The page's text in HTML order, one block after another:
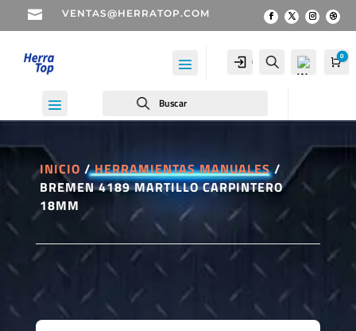
 VENTAS@HERRATOP.COM
Cuenta Buscar
Wis
0
Buscar
INICIO /HERRAMIENTAS MANUALES/
BREMEN 4189 MARTILLO CARPINTERO
18MM